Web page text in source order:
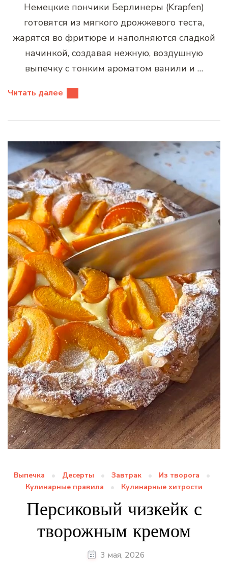
Немецкие пончики Берлинеры (Krapfen)
готовятся из мягкого дрожжевого теста,
жарятся во фритюре и наполняются сладкой
начинкой, создавая нежную, воздушную
выпечку с тонким ароматом ванили и …
Читать далее
Выпечка Десерты Завтрак
Из творога
Кулинарные правила
Кулинарные хитрости
Персиковый чизкейк с
творожным кремом
3 мая, 2026